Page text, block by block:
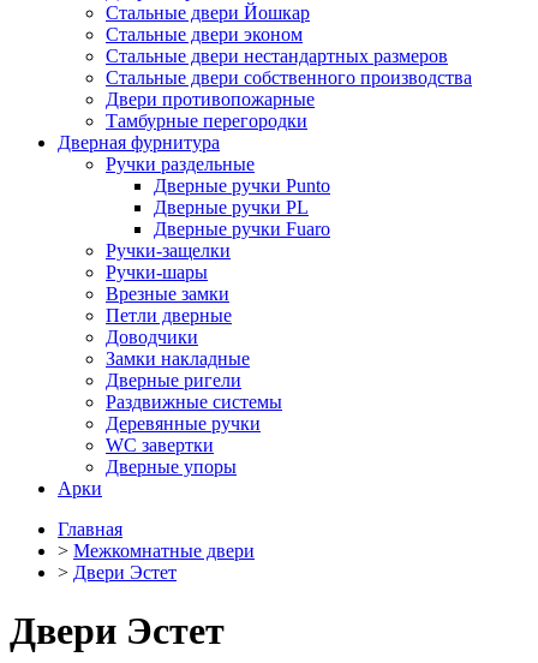
Стальные двери Йошкар
Стальные двери эконом
Стальные двери нестандартных размеров
Стальные двери собственного производства
Двери противопожарные
Тамбурные перегородки
Дверная фурнитура
Ручки раздельные
Дверные ручки Punto
Дверные ручки PL
Дверные ручки Fuaro
Ручки-защелки
Ручки-шары
Врезные замки
Петли дверные
Доводчики
Замки накладные
Дверные ригели
Раздвижные системы
Деревянные ручки
WC завертки
Дверные упоры
Арки
Главная
> Межкомнатные двери
> Двери Эстет
Двери Эстет